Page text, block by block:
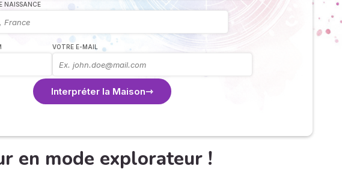
NAISSANCE
VOTRE E-MAIL
Interpréter la Maison
en mode explorateur !